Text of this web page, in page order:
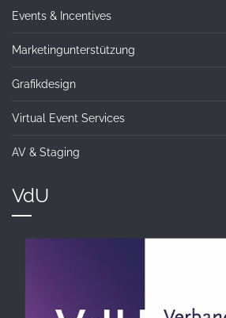
Events & Incentives
Marketingunterstützung
Grafikdesign
Virtual Event Services
AV & Staging
VdU